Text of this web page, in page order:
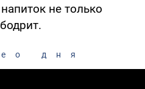
не только
дня